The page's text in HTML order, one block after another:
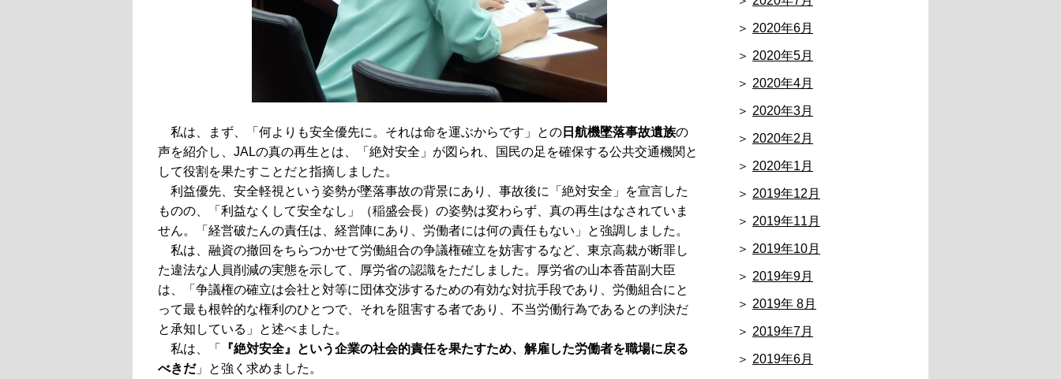
私は、まず、「何よりも安全優先に。それは命を運ぶからです」との 日航機墜落事故遺族の
声を紹介し、JALの真の再生とは、「絶対安全」が図られ、国民の足を確保する公共交通機関と
して役割を果たすことだと指摘しました。
利益優先、安全軽視という姿勢が墜落事故の背景にあり、事故後に「絶対安全」を宣言した
ものの、「利益なくして安全なし」（稲盛会長）の姿勢は変わらず、真の再生はなされていま
せん。「経営破たんの責任は、経営陣にあり、労働者には何の責任もない」と強調しました。
私は、融資の撤回をちらつかせて労働組合の争議権確立を妨害するなど、東京高裁が断罪し
た違法な人員削減の実態を示して、厚労省の認識をただしました。厚労省の山本香苗副大臣
は、「争議権の確立は会社と対等に団体交渉するための有効な対抗手段であり、労働組合にと
って最も根幹的な権利のひとつで、それを阻害する者であり、不当労働行為であるとの判決だ
と承知している」と述べました。
私は、「
『絶対安全』という企業の社会的責任を果たすため、解雇した労働者を職場に戻る
べきだ」と強く求めました。
2020年6月
2020年5月
2020年4月
2020年3月
2020年2月
2020年1月
2019年12月
2019年11月
2019年10月
2019年9月
2019年 8月
2019年7月
2019年6月